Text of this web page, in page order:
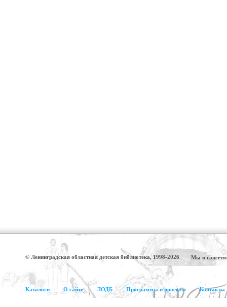
© Ленинградская областная детская библиотека, 1998-2026 Мы в
Каталоги О сайте ЛОДБ Программы и проекты Контакты